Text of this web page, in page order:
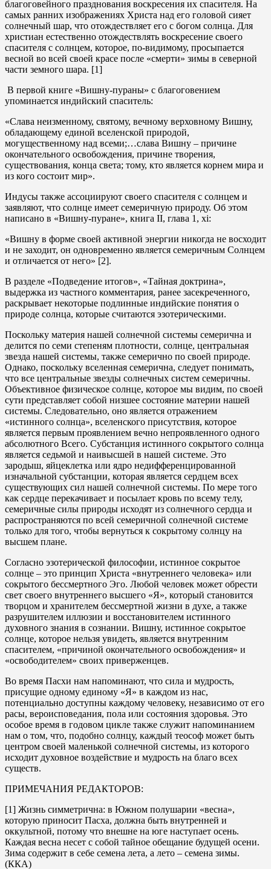
благоговейного празднования воскресения их спасителя. На
самых ранних изображениях Христа над его головой сияет
солнечный шар, что отождествляет его с богом солнца. Для
христиан естественно отождествлять воскресение своего
спасителя с солнцем, которое, по-видимому, просыпается
весной во всей своей красе после «смерти» зимы в северной
части земного шара. [1]
В первой книге «Вишну-пураны» с благоговением
упоминается индийский спаситель:
«Слава неизменному, святому, вечному верховному Вишну,
обладающему единой вселенской природой,
могущественному над всеми;…слава Вишну – причине
окончательного освобождения, причине творения,
существования, конца света; тому, кто является корнем мира и
из кого состоит мир».
Индусы также ассоциируют своего спасителя с солнцем и
заявляют, что солнце имеет семеричную природу. Об этом
написано в «Вишну-пуране», книга II, глава 1, xi:
«Вишну в форме своей активной энергии никогда не восходит
и не заходит, он одновременно является семеричным Солнцем
и отличается от него» [2].
В разделе «Подведение итогов», «Тайная доктрина»,
выдержка из частного комментария, ранее засекреченного,
раскрывает некоторые подлинные индийские понятия о
природе солнца, которые считаются эзотерическими.
Поскольку материя нашей солнечной системы семерична и
делится по семи степеням плотности, солнце, центральная
звезда нашей системы, также семерично по своей природе.
Однако, поскольку вселенная семерична, следует понимать,
что все центральные звезды солнечных систем семеричны.
Объективное физическое солнце, которое мы видим, по своей
сути представляет собой низшее состояние материи нашей
системы. Следовательно, оно является отражением
«истинного солнца», вселенского присутствия, которое
является первым проявлением вечно непроявленного одного
абсолютного Всего. Субстанция истинного сокрытого солнца
является седьмой и наивысшей в нашей системе. Это
зародыш, яйцеклетка или ядро недифференцированной
изначальной субстанции, которая является сердцем всех
существующих сил нашей солнечной системы. По мере того
как сердце перекачивает и посылает кровь по всему телу,
семеричные силы природы исходят из солнечного сердца и
распространяются по всей семеричной солнечной системе
только для того, чтобы вернуться к сокрытому солнцу на
высшем плане.
Согласно эзотерической философии, истинное сокрытое
солнце – это принцип Христа «внутреннего человека» или
сокрытого бессмертного Эго. Любой человек может обрести
свет своего внутреннего высшего «Я», который становится
творцом и хранителем бессмертной жизни в духе, а также
разрушителем иллюзии и восстановителем истинного
духовного знания в сознании. Вишну, истинное сокрытое
солнце, которое нельзя увидеть, является внутренним
спасителем, «причиной окончательного освобождения» и
«освободителем» своих приверженцев.
Во время Пасхи нам напоминают, что сила и мудрость,
присущие одному единому «Я» в каждом из нас,
потенциально доступны каждому человеку, независимо от его
расы, вероисповедания, пола или состояния здоровья. Это
особое время в годовом цикле также служит напоминанием
нам о том, что, подобно солнцу, каждый теософ может быть
центром своей маленькой солнечной системы, из которого
исходит духовное воздействие и мудрость на благо всех
существ.
ПРИМЕЧАНИЯ РЕДАКТОРОВ:
[1] Жизнь симметрична: в Южном полушарии «весна»,
которую приносит Пасха, должна быть внутренней и
оккультной, потому что внешне на юге наступает осень.
Каждая весна несет с собой тайное обещание будущей осени.
Зима содержит в себе семена лета, а лето – семена зимы.
(ККA)